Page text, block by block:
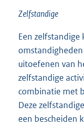
Zelfstandige
Een
uitoefenen van
zelfstandige
combinatie met
Deze
een bescheiden